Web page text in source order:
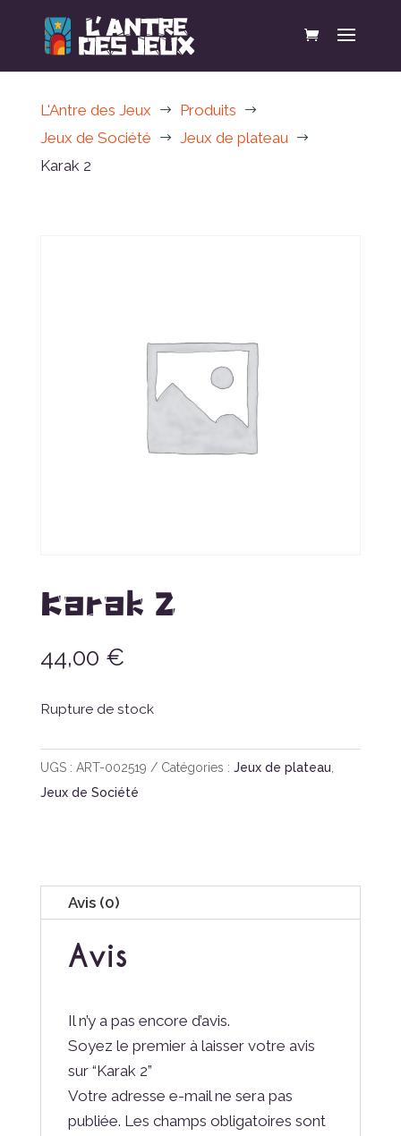
L'Antre des Jeux $ Produits $
Jeux de Société $ Jeux de plateau $
Karak 2
Karak 2
44,00 €
Rupture de stock
UGS : ART-002519 Catégories : Jeux de plateau,
Jeux de Société
Avis (0)
Avis
Il n’y a pas encore d’avis.
Soyez le premier à laisser votre avis
sur “Karak 2”
Votre adresse e-mail ne sera pas
publiée. Les champs obligatoires sont